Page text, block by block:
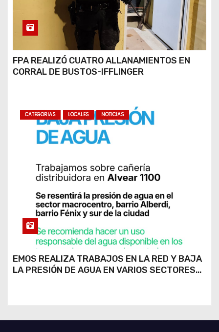
FPA REALIZÓ CUATRO ALLANAMIENTOS EN
CORRAL DE BUSTOS-IFFLINGER
CATEGORIAS LOCALES NOTICIAS
EMOS REALIZA TRABAJOS EN LA RED Y BAJA
LA PRESIÓN DE AGUA EN VARIOS SECTORES